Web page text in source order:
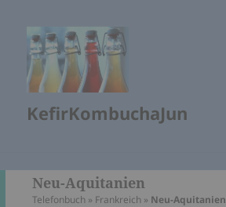
KefirKombuchaJun
Neu-Aquitanien
Telefonbuch » Frankreich » Neu-Aquitanien